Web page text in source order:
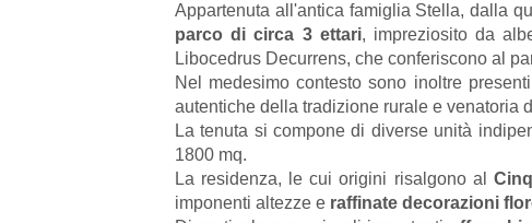
Appartenuta all'antica famiglia Stella, dalla
parco di circa 3 ettari, impreziosito da
Libocedrus Decurrens, che conferiscono al
Nel medesimo contesto sono inoltre
autentiche della tradizione rurale e venatoria
La tenuta si compone di diverse unità
1800 mq.
La residenza, le cui origini risalgono al
imponenti altezze e raffinate decorazioni